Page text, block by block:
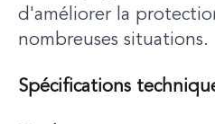
d'améliorer la
nombreuses situations.
Spécifications